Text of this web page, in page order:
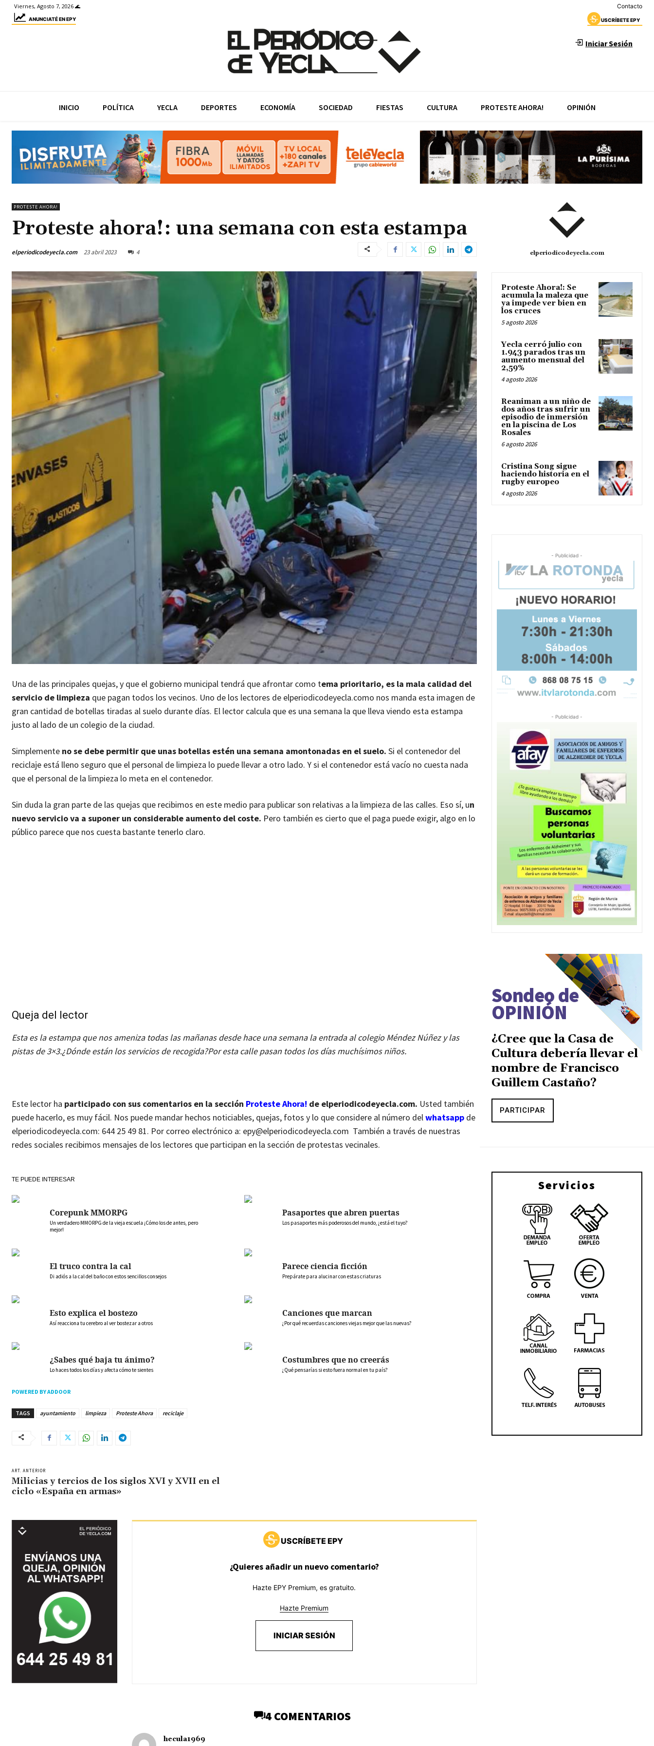
Viernes, Agosto 7, 2026 🌊 Contacto
ANUNCIATÉ EN EPY USCRÍBETE EPY
Iniciar Sesión
INICIO POLÍTICA YECLA DEPORTES ECONOMÍA SOCIEDAD FIESTAS CULTURA PROTESTE AHORA! OPINIÓN
PROTESTE AHORA!
Proteste ahora!: una semana con esta estampa
elperiodicodeyecla.com 23 abril 2023 4
Una de las principales quejas, y que el gobierno municipal tendrá que afrontar como tema prioritario, es la mala calidad del
servicio de limpieza que pagan todos los vecinos. Uno de los lectores de elperiodicodeyecla.como nos manda esta imagen de
gran cantidad de botellas tiradas al suelo durante días. El lector calcula que es una semana la que lleva viendo esta estampa
justo al lado de un colegio de la ciudad.
Simplemente no se debe permitir que unas botellas estén una semana amontonadas en el suelo. Si el contenedor del
reciclaje está lleno seguro que el personal de limpieza lo puede llevar a otro lado. Y si el contenedor está vacío no cuesta nada
que el personal de la limpieza lo meta en el contenedor.
Sin duda la gran parte de las quejas que recibimos en este medio para publicar son relativas a la limpieza de las calles. Eso sí, un
nuevo servicio va a suponer un considerable aumento del coste. Pero también es cierto que el paga puede exigir, algo en lo
público parece que nos cuesta bastante tenerlo claro.
Queja del lector
Esta es la estampa que nos ameniza todas las mañanas desde hace una semana la entrada al colegio Méndez Núñez y las
pistas de 3×3.¿Dóndeestán los servicios de recogida?Por esta calle pasan todos los días muchísimos niños.
Este lector ha participado con sus comentarios en la sección Proteste Ahora! de elperiodicodeyecla.com. Usted también
puede hacerlo, es muy fácil. Nos puede mandar hechos noticiables, quejas, fotos y lo que considere al número delwhatsapp de
elperiodicodeyecla.com: 644 25 49 81. Por correo electrónico a: epy@elperiodicodeyecla.com También a través de nuestras
redes sociales recibimos mensajes de los lectores que participan en la sección de protestas vecinales.
TE PUEDE INTERESAR
Corepunk MMORPG
Un verdadero MMORPG de la vieja escuela ¡Cómo los de antes, pero
mejor!
Pasaportes que abren puertas
Los pasaportes más poderosos del mundo, ¿está el tuyo?
El truco contra la cal
Di adiós a la cal del baño con estos sencillos consejos
Parece ciencia ficción
Prepárate para alucinar con estas criaturas
Esto explica el bostezo
Así reacciona tu cerebro al ver bostezar a otros
Canciones que marcan
¿Por qué recuerdas canciones viejas mejor que las nuevas?
¿Sabes qué baja tu ánimo?
Lo haces todos los días y afecta cómo te sientes
Costumbres que no creerás
¿Qué pensarías si esto fuera normal en tu país?
POWERED BY ADDOOR
TAGS ayuntamiento limpieza Proteste Ahora reciclaje
ART. ANTERIOR
Milicias y tercios de los siglos XVI y XVII en el
ciclo «España en armas»
USCRÍBETE EPY
¿Quieres añadir un nuevo comentario?
Hazte EPY Premium, es gratuito.
Hazte Premium
INICIAR SESIÓN
4 COMENTARIOS
hecula1969
elperiodicodeyecla.com
Proteste Ahora!: Se
acumula la maleza que
ya impede ver bien en
los cruces
5 agosto 2026
Yecla cerró julio con
1.943 parados tras un
aumento mensual del
2,59%
4 agosto 2026
Reaniman a un niño de
dos años tras sufrir un
episodio de inmersión
en la piscina de Los
Rosales
6 agosto 2026
Cristina Song sigue
haciendo historia en el
rugby europeo
4 agosto 2026
- Publicidad -
- Publicidad -
Sondeo de
OPINIÓN
¿Cree que la Casa de
Cultura debería llevar el
nombre de Francisco
Guillem Castaño?
PARTICIPAR
Servicios